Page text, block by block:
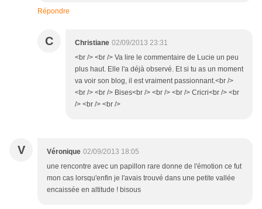
Répondre
C Christiane 02/09/2013 23:31
<br /> <br /> Va lire le commentaire de Lucie un peu
plus haut. Elle l'a déjà observé. Et si tu as un moment
va voir son blog, il est vraiment passionnant.<br />
<br /> <br /> Bises<br /> <br /> <br /> Cricri<br /> <br
/> <br /> <br />
V Véronique 02/09/2013 18:05
une rencontre avec un papillon rare donne de l'émotion ce fut
mon cas lorsqu'enfin je l'avais trouvé dans une petite vallée
encaissée en altitude ! bisous